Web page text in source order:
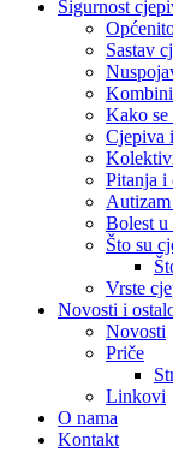
Sigurnost
Sastav
Kako se
Cjepiva
Pitanja i
Bolest
Što su
Vrste
Novosti i
Novosti
Priče
Linkovi
O nama
Kontakt